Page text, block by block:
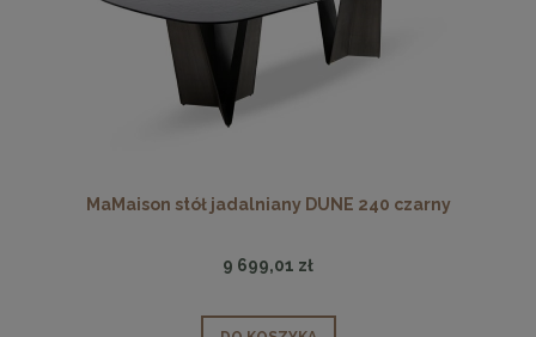
MaMaison stół jadalniany DUNE 240 czarny
9 699,01 zł